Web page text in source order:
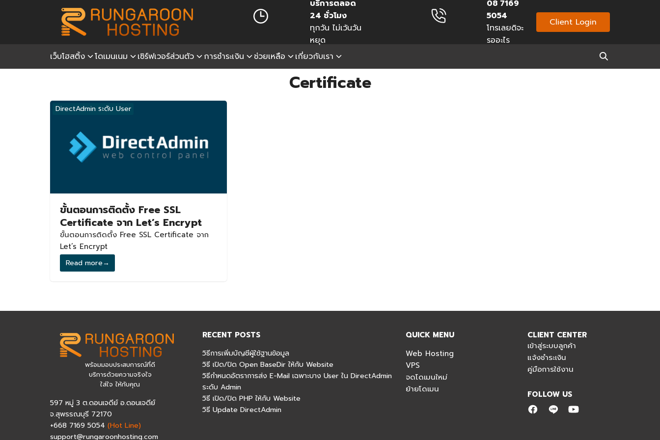
บริการตลอด
24 ชั่วโมง
ทุกวัน ไม่เว้นวัน
หยุด
08 7169
5054
โทรเลยดิจะ
รออะไร
Client Login
เว็บโฮสติ้ง โดเมนเนม เซิร์ฟเวอร์ส่วนตัว การชำระเงิน ช่วยเหลือ
เกี่ยวกับเรา
Certificate
DirectAdmin ระดับ User
ขั้นตอนการติดตั้ง Free SSL
Certificate จาก Let’s Encrypt
ขั้นตอนการติดตั้ง Free SSL Certificate จาก
Let’s Encrypt
Read more→
พร้อมมอบประสบการณ์ที่ดี
บริการด้วยความจริงใจ
ใส่ใจ ให้กับคุณ
597 หมู่ 3 ต.ดอนเจดีย์ อ.ดอนเจดีย์
จ.สุพรรณบุรี 72170
+668 7169 5054 (Hot Line)
support@rungaroonhosting.com
RECENT POSTS
วิธีการเพิ่มบัญชีผู้ใช้ฐานข้อมูล
วิธี เปิด/ปิด Open BaseDir ให้กับ Website
วิธีกำหนดอัตราการส่ง E-Mail เฉพาะบาง User ใน DirectAdmin
ระดับ Admin
วิธี เปิด/ปิด PHP ให้กับ Website
วิธี Update DirectAdmin
QUICK MENU
Web Hosting
VPS
จดโดเมนใหม่
ย้ายโดเมน
CLIENT CENTER
เข้าสู่ระบบลูกค้า
แจ้งชำระเงิน
คู่มือการใช้งาน
FOLLOW US